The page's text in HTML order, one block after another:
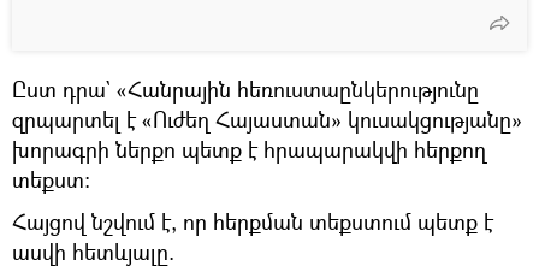
Ըստ դրա` «Հանրային հեռուստաընկերությունը
զրպարտել է «Ուժեղ Հայաստան» կուսակցությանը»
խորագրի ներքո պետք է հրապարակվի հերքող
տեքստ։
Հայցով նշվում է, որ հերքման տեքստում պետք է
ասվի հետևյալը.